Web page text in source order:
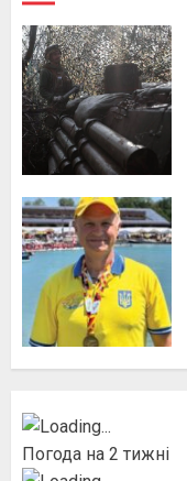
Погода на 2 тижні